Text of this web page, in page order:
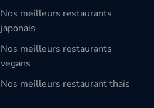
Nos meilleurs restaurants
japonais
Nos meilleurs restaurants
vegans
Nos meilleurs restaurant thaïs